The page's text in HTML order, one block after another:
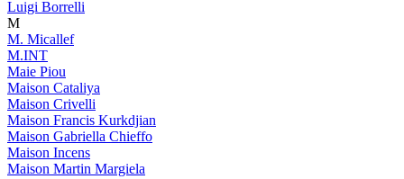
Luigi Borrelli
M
M. Micallef
M.INT
Maie Piou
Maison Cataliya
Maison Crivelli
Maison Francis Kurkdjian
Maison Gabriella Chieffo
Maison Incens
Maison Martin Margiela